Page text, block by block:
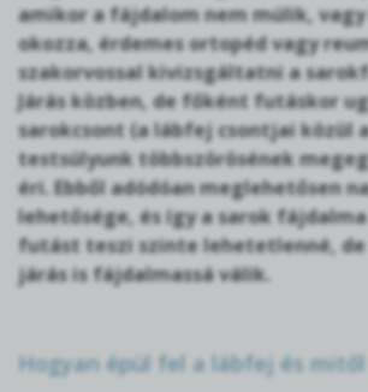
amikor a fájdalom nem múlik,
okozza, érdemes ortopéd vagy
szakorvossal kivizsgáltatni a
Járás közben, de főként futáskor
sarokcsont (a lábfej csontjai közül
testsúlyunk többszörösének
éri. Ebből adódóan meglehetősen
lehetősége, és így a sarok
futást teszi szinte lehetetlenné, de
járás is fájdalmassá válik.
Hogyan épül fel a lábfej és